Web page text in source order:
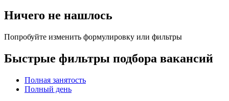
Ничего не нашлось
Попробуйте изменить формулировку или фильтры
Быстрые фильтры подбора вакансий
Полная занятость
Полный день